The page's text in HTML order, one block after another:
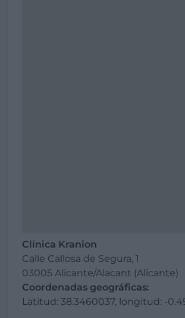
Clínica Kranion
Calle Callosa de Segura, 1
03005 Alicante/Alacant (Alicante)
Coordenadas geográficas:
Latitud: 38.3460037, longitud: -